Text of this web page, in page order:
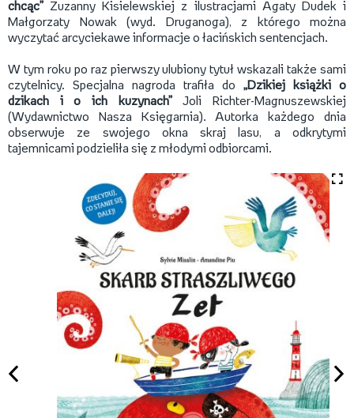
chcąc” Zuzanny Kisielewskiej z ilustracjami Agaty Dudek i
Małgorzaty Nowak (wyd. Druganoga), z którego można
wyczytać arcyciekawe informacje o łacińskich sentencjach.
W tym roku po raz pierwszy ulubiony tytuł wskazali także sami
czytelnicy. Specjalna nagroda trafiła do „Dzikiej książki o
dzikach i o ich kuzynach”Joli Richter-Magnuszewskiej
(Wydawnictwo Nasza Księgarnia). Autorka każdego dnia
obserwuje ze swojego okna skraj lasu, a odkrytymi
tajemnicami podzieliła się z młodymi odbiorcami.